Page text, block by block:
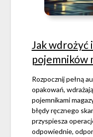
Jak wdrożyć
pojemników
Rozpocznij pełną
opakowań,
pojemnikami
błędy ręcznego
przyspiesza
odpowiednie,